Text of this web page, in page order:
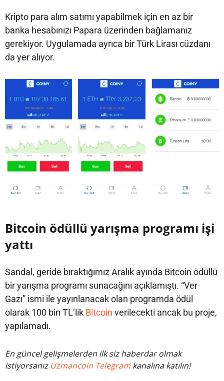
Kripto para alım satımı yapabilmek için en az bir
banka hesabınızı Papara üzerinden bağlamanız
gerekiyor. Uygulamada ayrıca bir Türk Lirası cüzdanı
da yer alıyor.
Bitcoin ödüllü yarışma programı işi
yattı
Sandal, geride bıraktığımız Aralık ayında Bitcoin ödüllü
bir yarışma programı sunacağını açıklamıştı. “Ver
Gazı” ismi ile yayınlanacak olan programda ödül
olarak 100 bin TL’lik Bitcoin verilecekti ancak bu proje,
yapılamadı.
En güncel gelişmelerden ilk siz haberdar olmak
istiyorsanız Uzmancoin Telegram kanalına katılın!